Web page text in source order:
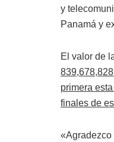
y
Panamá y
El valor de
primera
finales de
«Agradezco